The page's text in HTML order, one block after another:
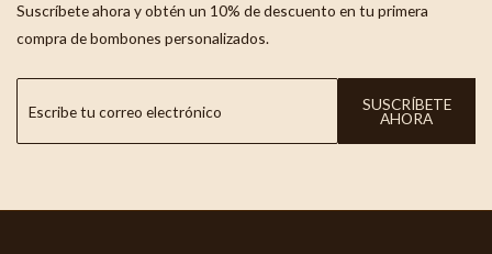
Suscríbete ahora y obtén un 10% de descuento en tu primera
compra de bombones personalizados.
SUSCRÍBETE
AHORA